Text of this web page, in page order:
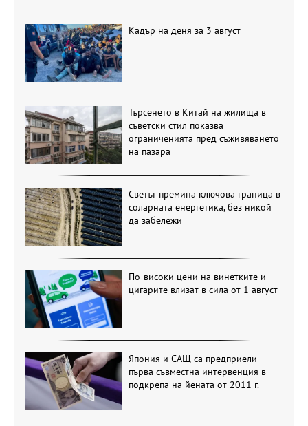
Кадър на деня за 3 август
Търсенето в Китай на жилища в
съветски стил показва
ограниченията пред съживяването
на пазара
Светът премина ключова граница в
соларната енергетика, без никой
да забележи
По-високи цени на винетките и
цигарите влизат в сила от 1 август
Япония и САЩ са предприели
първа съвместна интервенция в
подкрепа на йената от 2011 г.